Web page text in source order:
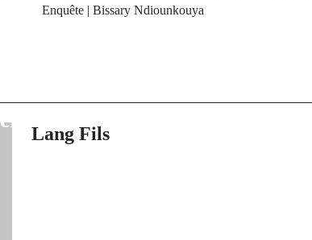
Enquête | Bissary Ndiounkouya
Lang Fils